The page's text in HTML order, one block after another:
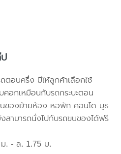
ตอนครึ่ง มีให้ลูกค้าเลือกใช้
อกเหมือนกับรถกระบะตอน
นของย้ายห้อง หอพัก คอนโด บูธ
สามารถนั่งไปกับรถขนของได้ฟรี
. - ล. 1.75 ม.